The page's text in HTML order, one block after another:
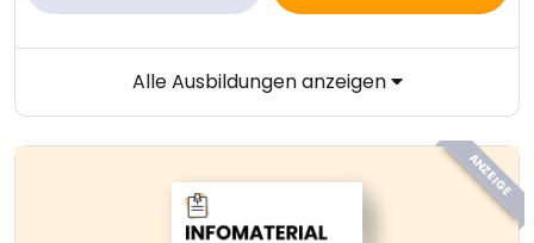
Alle Ausbildungen anzeigen
ANZEIGE